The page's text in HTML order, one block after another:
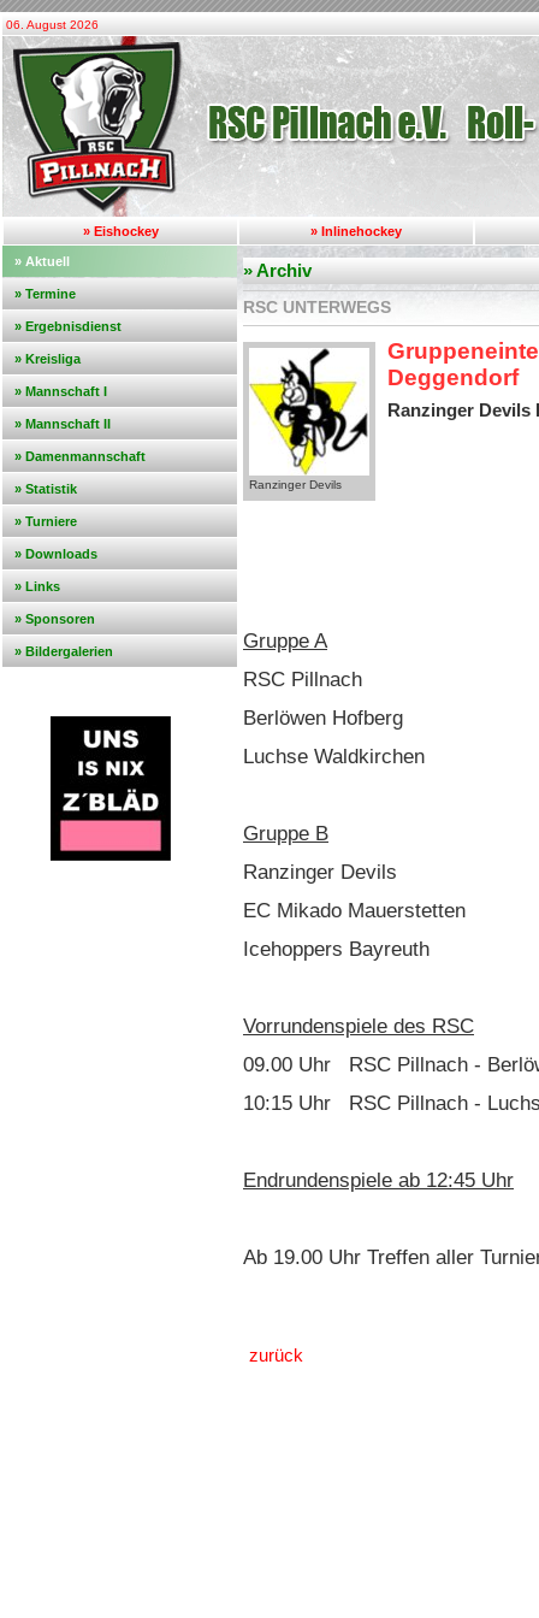
06. August 2026
» Eishockey » Inlinehockey
» Aktuell
» Termine
» Ergebnisdienst
» Kreisliga
» Mannschaft I
» Mannschaft II
» Damenmannschaft
» Statistik
» Turniere
» Downloads
» Links
» Sponsoren
» Bildergalerien
» Archiv
RSC UNTERWEGS
Ranzinger Devils
Deggendorf
Ranzinger Devils
Gruppe A
RSC Pillnach
Berlöwen Hofberg
Luchse Waldkirchen
Gruppe B
Ranzinger Devils
EC Mikado Mauerstetten
Icehoppers Bayreuth
Vorrundenspiele des RSC
09.00 Uhr RSC Pillnach -
10:15 Uhr RSC Pillnach -
Endrundenspiele ab 12:45 Uhr
Ab 19.00 Uhr Treffen aller
zurück